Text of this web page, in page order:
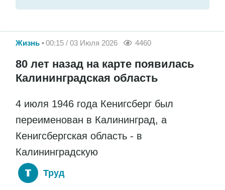
Жизнь 00:15 / 03 Июля 2026 4460
80 лет назад на карте появилась
Калининградская область
4 июля 1946 года Кенигсберг был
переименован в Калининград, а
Кенигсбергская область - в
Калининградскую
Труд